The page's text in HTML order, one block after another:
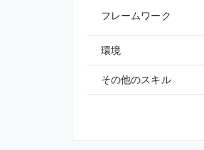
フレームワーク
環境
その他のスキル